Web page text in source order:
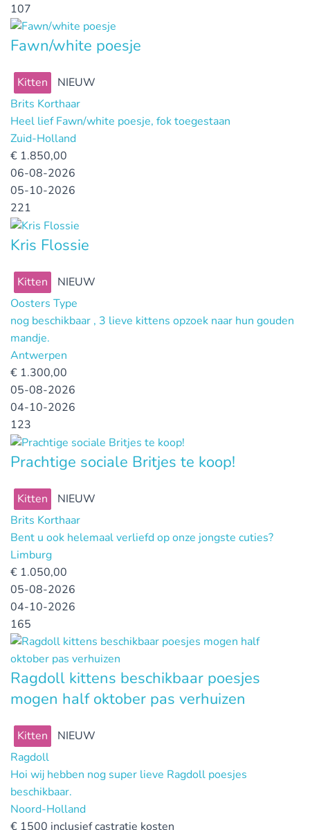
107
Fawn/white poesje
Kitten
NIEUW
Brits Korthaar
Heel lief Fawn/white poesje, fok toegestaan
Zuid-Holland
€ 1.850,00
06-08-2026
05-10-2026
221
Kris Flossie
Kitten
NIEUW
Oosters Type
nog beschikbaar , 3 lieve kittens opzoek naar hun gouden
mandje.
Antwerpen
€ 1.300,00
05-08-2026
04-10-2026
123
Prachtige sociale Britjes te koop!
Kitten
NIEUW
Brits Korthaar
Bent u ook helemaal verliefd op onze jongste cuties?
Limburg
€ 1.050,00
05-08-2026
04-10-2026
165
Ragdoll kittens beschikbaar poesjes
mogen half oktober pas verhuizen
Kitten
NIEUW
Ragdoll
Hoi wij hebben nog super lieve Ragdoll poesjes
beschikbaar.
Noord-Holland
€ 1500 inclusief castratie kosten